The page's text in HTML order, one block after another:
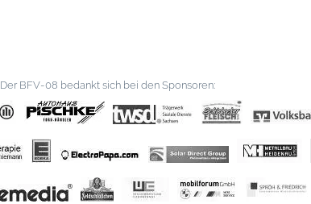
Der BFV-08 bedankt sich bei den Sponsoren: